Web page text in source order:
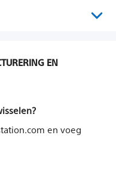
EN
en voeg